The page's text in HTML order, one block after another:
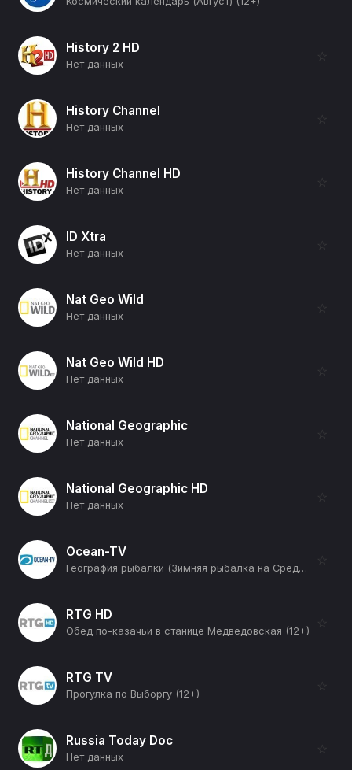
History 2 HD
Нет данных
☆
History Channel
Нет данных
☆
History Channel HD
Нет данных
☆
ID Xtra
Нет данных
☆
Nat Geo Wild
Нет данных
☆
Nat Geo Wild HD
Нет данных
☆
National Geographic
Нет данных
☆
National Geographic HD
Нет данных
☆
Ocean-TV
География рыбалки (Зимняя рыбалка на Средней Волге) (12+)
☆
RTG HD
Обед по-казачьи в станице Медведовская (12+)
☆
RTG TV
Прогулка по Выборгу (12+)
☆
Russia Today Doc
Нет данных
☆